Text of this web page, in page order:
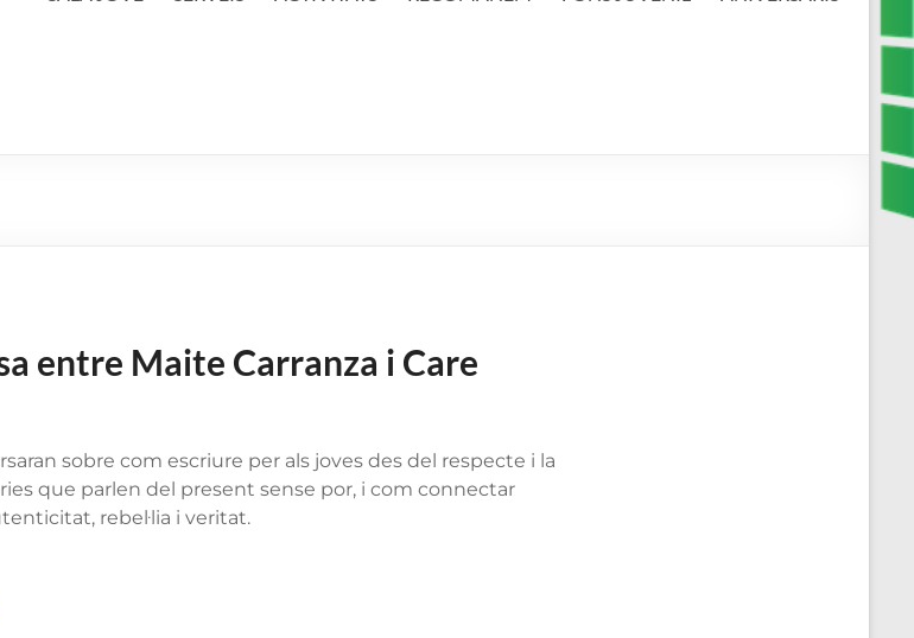
entre Maite Carranza i Care
sobre com escriure per als joves des del respecte i la
que parlen del present sense por, i com connectar
rebel·lia i veritat.